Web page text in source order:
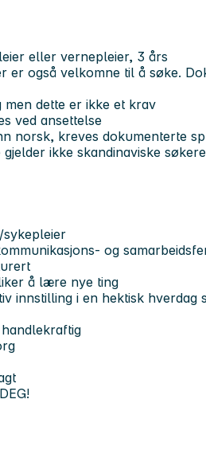
eller vernepleier, 3 års
er også velkomne til å søke.
dette er ikke et krav
ved ansettelse
norsk, kreves dokumenterte
ikke skandinaviske
og
å lære nye ting
innstilling i en hektisk hverdag